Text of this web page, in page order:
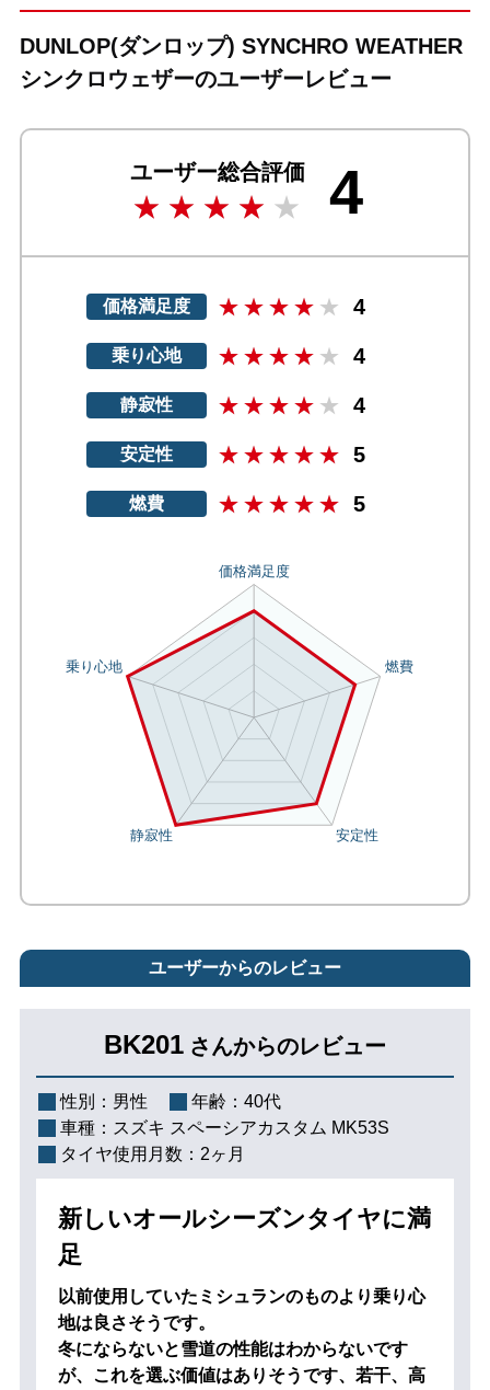
DUNLOP(ダンロップ) SYNCHRO WEATHER
シンクロウェザーのユーザーレビュー
ユーザー総合評価 4
価格満足度 4
乗り心地 4
静寂性 4
安定性 5
燃費 5
ユーザーからのレビュー
BK201 さんからのレビュー
性別： 男性 年齢： 40代
車種： スズキ スペーシアカスタム MK53S
タイヤ使用月数： 2ヶ月
新しいオールシーズンタイヤに満
足
以前使用していたミシュランのものより乗り心
地は良さそうです。
冬にならないと雪道の性能はわからないです
が、これを選ぶ価値はありそうです、若干、高